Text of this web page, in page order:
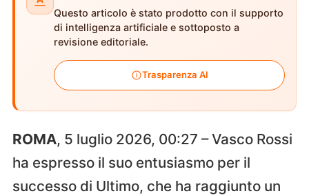
Questo articolo è stato prodotto con il supporto
di intelligenza artificiale e sottoposto a
revisione editoriale.
Trasparenza AI
ROMA, 5 luglio 2026, 00:27 – Vasco Rossi
ha espresso il suo entusiasmo per il
successo di Ultimo, che ha raggiunto un